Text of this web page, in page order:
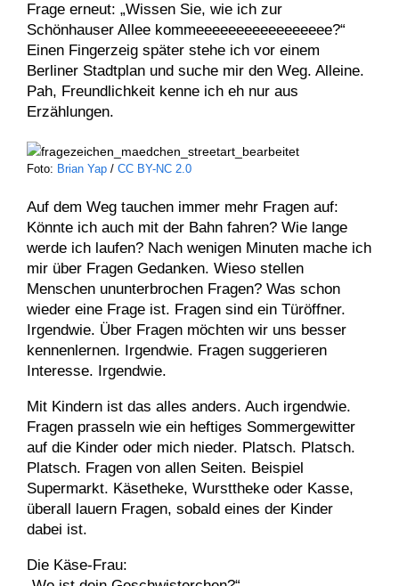
Frage erneut: „Wissen Sie, wie ich zur
Schönhauser Allee kommeeeeeeeeeeeeeeeee?“
Einen Fingerzeig später stehe ich vor einem
Berliner Stadtplan und suche mir den Weg. Alleine.
Pah, Freundlichkeit kenne ich eh nur aus
Erzählungen.
Foto: Brian Yap / CC BY-NC 2.0
Auf dem Weg tauchen immer mehr Fragen auf:
Könnte ich auch mit der Bahn fahren? Wie lange
werde ich laufen? Nach wenigen Minuten mache ich
mir über Fragen Gedanken. Wieso stellen
Menschen ununterbrochen Fragen? Was schon
wieder eine Frage ist. Fragen sind ein Türöffner.
Irgendwie. Über Fragen möchten wir uns besser
kennenlernen. Irgendwie. Fragen suggerieren
Interesse. Irgendwie.
Mit Kindern ist das alles anders. Auch irgendwie.
Fragen prasseln wie ein heftiges Sommergewitter
auf die Kinder oder mich nieder. Platsch. Platsch.
Platsch. Fragen von allen Seiten. Beispiel
Supermarkt. Käsetheke, Wursttheke oder Kasse,
überall lauern Fragen, sobald eines der Kinder
dabei ist.
Die Käse-Frau: